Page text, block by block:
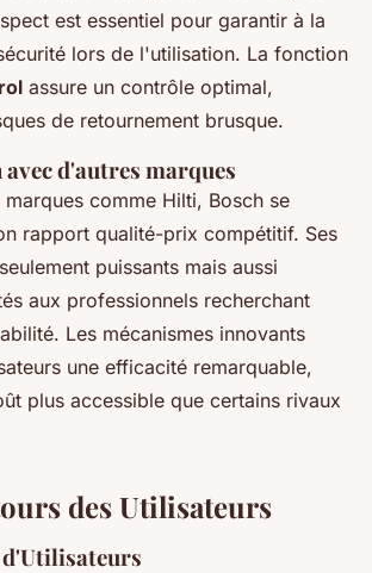
est essentiel pour garantir à la
lors de l'utilisation. La fonction
assure un contrôle optimal,
de retournement brusque.
d'autres marques
comme Hilti, Bosch se
rapport qualité-prix compétitif. Ses
puissants mais aussi
aux professionnels recherchant
Les mécanismes innovants
une efficacité remarquable,
plus accessible que certains rivaux
des Utilisateurs
d'Utilisateurs